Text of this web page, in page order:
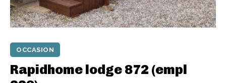
OCCASION
Rapidhome lodge 872 (empl